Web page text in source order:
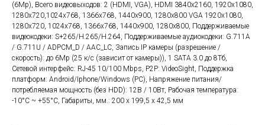
(6Mp), Всего видеовыходов: 2 (HDMI, VGA), HDMI 3840х2160, 1920х1080,
1280х720,1024х768, 1366х768, 1440х900, 1280х800 VGA 1920х1080,
1280х720, 1024х768, 1366х768, 1440х900, 1280х800, Поддерживаемые
видеокодеки: S+265/H.265/H.264, Поддерживаемые аудиокодеки: G.711A
/ G.711U / ADPCM_D / AAC_LC, Запись IP камеры (разрешение /
скорость): до 6Mp (25 к/с (зависит от камеры)), 1 SATA 3.0 до 8Тб,
Сетевой интерфейс: RJ-45 10/100 Mbps, P2P: VideoSight, Поддержка
платформ: Android/Iphone/Windows (PC), Напряжение питания/
потребляемая мощность (без HDD): 12В / 10Вт, Рабочая температура:
-10°C ~ +55°C, Габариты, мм.: 200 х 199,5 х 42,5 мм